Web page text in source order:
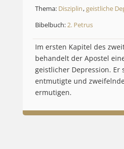
Thema: Disziplin,geistliche
Bibelbuch:2. Petrus
Im ersten Kapitel des
behandelt der Apostel
geistlicher Depression. Er
entmutigte und
ermutigen.